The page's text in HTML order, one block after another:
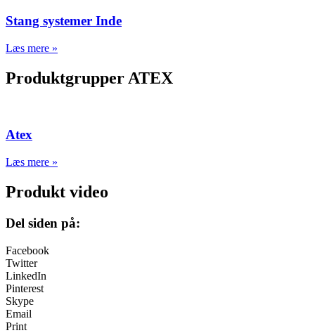
Stang systemer Inde
Læs mere »
Produktgrupper ATEX
Atex
Læs mere »
Produkt video
Del siden på:
Facebook
Twitter
LinkedIn
Pinterest
Skype
Email
Print